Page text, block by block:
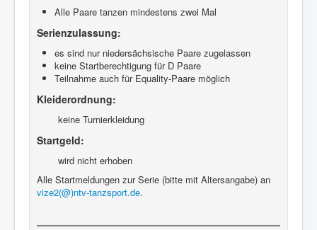
Alle Paare tanzen mindestens zwei Mal
Serienzulassung:
es sind nur niedersächsische Paare zugelassen
keine Startberechtigung für D Paare
Teilnahme auch für Equality-Paare möglich
Kleiderordnung:
keine Turnierkleidung
Startgeld:
wird nicht erhoben
Alle Startmeldungen zur Serie (bitte mit Altersangabe) an
vize2(@)ntv-tanzsport.de.